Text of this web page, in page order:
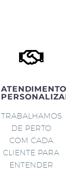
TRABALHAMOS
DE PERTO
COM CADA
CLIENTE PARA
ENTENDER